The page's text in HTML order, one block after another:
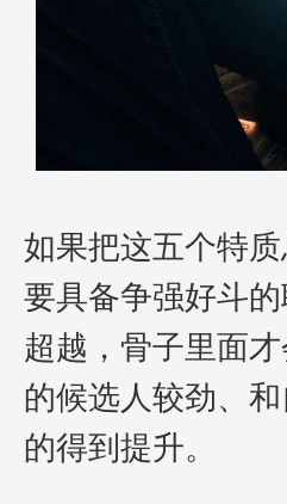
如果把这五个特
要具备争强好斗
超越，骨子里面
的候选人较劲、
的得到提升。